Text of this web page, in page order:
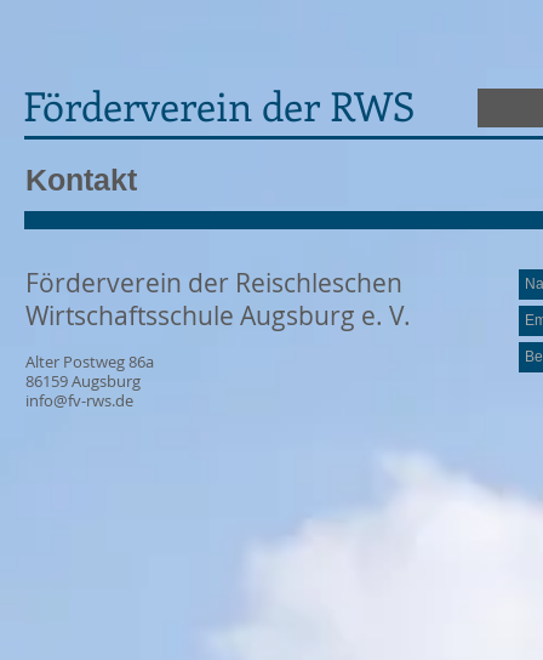
Förderverein der RWS
Kontakt
Förderverein der Reischleschen
Wirtschaftsschule Augsburg e. V.
Alter Postweg 86a
86159 Augsburg
info@fv-rws.de